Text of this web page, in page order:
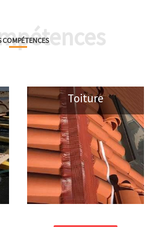
COMPÉTENCES
Toiture